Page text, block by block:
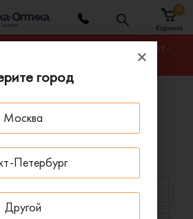
город
Москва
Петербург
Другой
Корзина
0
цену на любую оправу в Санкт-
очков
оправы
ДЕТСКИЕ